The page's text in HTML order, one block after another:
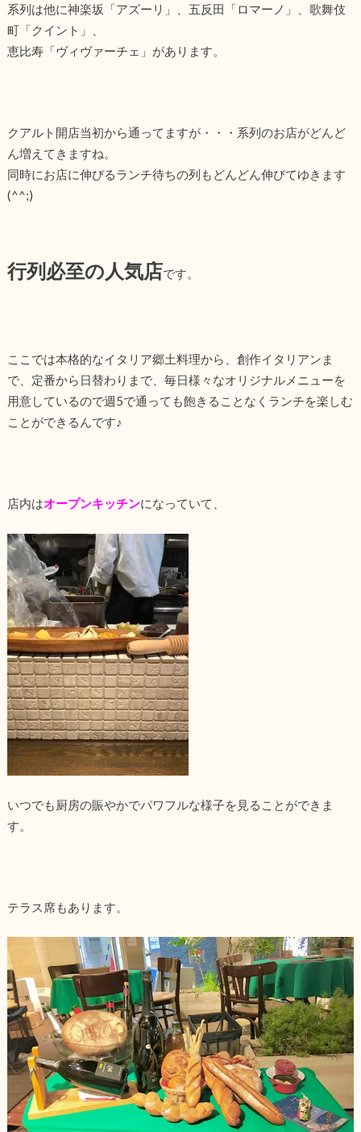
系列は他に神楽坂「アズーリ」、五反田「ロマーノ」、歌舞伎
町「クイント」、
恵比寿「ヴィヴァーチェ」があります。
クアルト開店当初から通ってますが・・・系列のお店がどんど
ん増えてきますね。
同時にお店に伸びるランチ待ちの列もどんどん伸びてゆきます
(^^;)
行列必至の人気店です。
ここでは本格的なイタリア郷土料理から、創作イタリアンま
で、定番から日替わりまで、毎日様々なオリジナルメニューを
用意しているので週5で通っても飽きることなくランチを楽しむ
ことができるんです♪
店内はオープンキッチンになっていて、
いつでも厨房の賑やかでパワフルな様子を見ることができま
す。
テラス席もあります。